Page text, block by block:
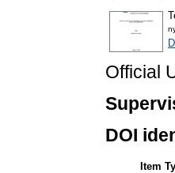
Official
DOI
Item